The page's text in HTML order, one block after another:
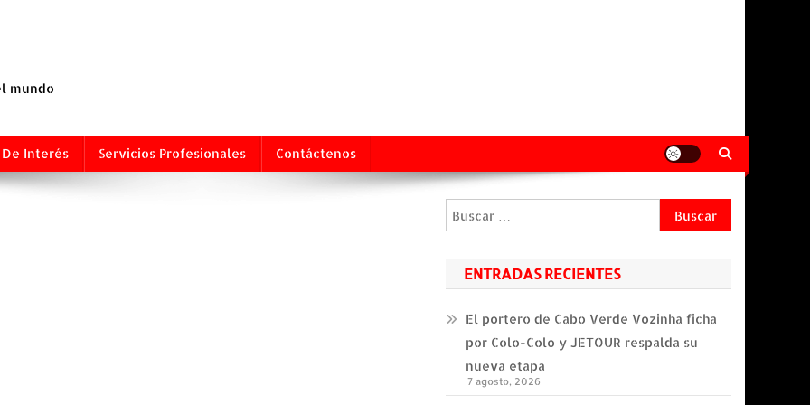
mundo
De Interés Servicios Profesionales Contáctenos
Buscar:
ENTRADAS RECIENTES
El portero de Cabo Verde Vozinha ficha
por Colo-Colo y JETOUR respalda su
nueva etapa
7 agosto, 2026